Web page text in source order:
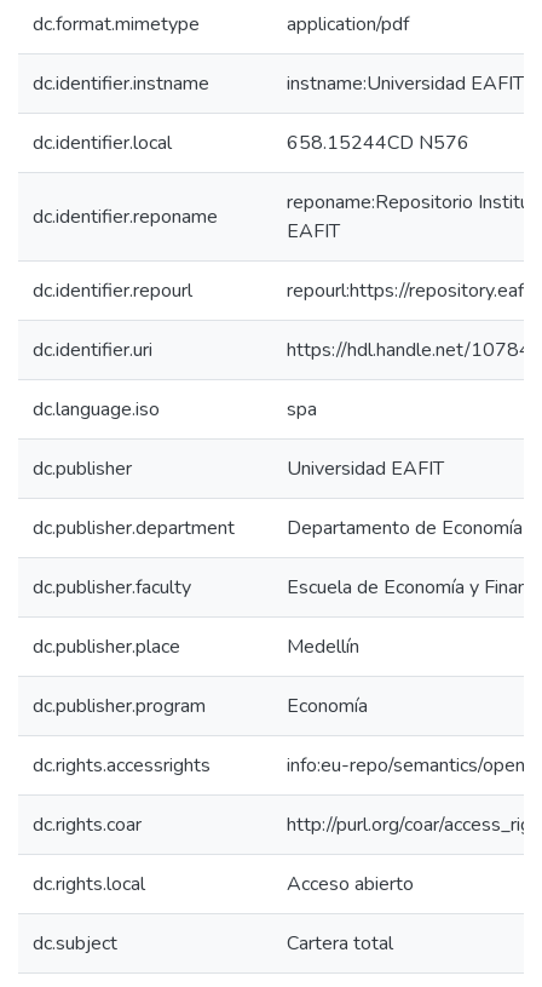
dc.format.mimetype application/pdf
dc.identifier.instname instname:Universidad EAFIT
dc.identifier.local 658.15244CD N576
dc.identifier.reponame
reponame:Repositorio
EAFIT
dc.identifier.repourl repourl:https://
dc.identifier.uri https://hdl.handle.net/
dc.language.iso spa
dc.publisher Universidad EAFIT
dc.publisher.department Departamento de Economía
dc.publisher.faculty Escuela de Economía y
dc.publisher.place Medellín
dc.publisher.program Economía
dc.rights.accessrights info:eu-repo/semantics/
dc.rights.coar http://purl.org/coar/
dc.rights.local Acceso abierto
dc.subject Cartera total